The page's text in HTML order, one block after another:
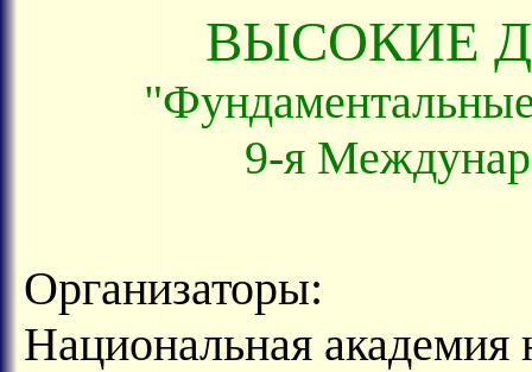
ВЫСОКИЕ
9-я
Организаторы:
Национальная академия